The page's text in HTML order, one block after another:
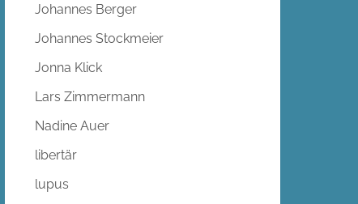
Johannes Berger
Johannes Stockmeier
Jonna Klick
Lars Zimmermann
Nadine Auer
libertär
lupus